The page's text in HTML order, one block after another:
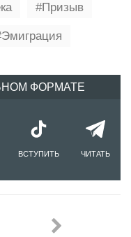
Призыв
Эмиграция
ФОРМАТЕ
ВСТУПИТЬ ЧИТАТЬ